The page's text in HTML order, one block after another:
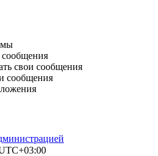
сообщения
свои сообщения
сообщения